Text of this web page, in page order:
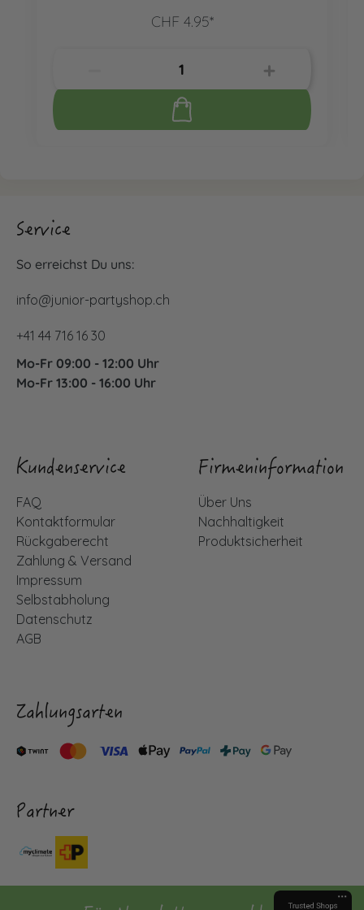
CHF 4.95*
Service
So erreichst Du uns:
info@junior-partyshop.ch
+41 44 716 16 30
Mo-Fr 09:00 - 12:00 Uhr
Mo-Fr 13:00 - 16:00 Uhr
Kundenservice
FAQ
Kontaktformular
Rückgaberecht
Zahlung & Versand
Impressum
Selbstabholung
Datenschutz
AGB
Firmeninformation
Über Uns
Nachhaltigkeit
Produktsicherheit
Zahlungsarten
Partner